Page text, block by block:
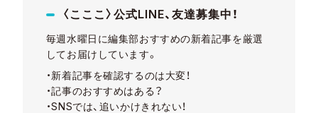
〈こここ〉公式LINE、友達募集中！
毎週水曜日に編集部おすすめの新着記事を厳選
してお届けしています。
・新着記事を確認するのは大変！
・記事のおすすめはある？
・SNSでは、追いかけきれない！